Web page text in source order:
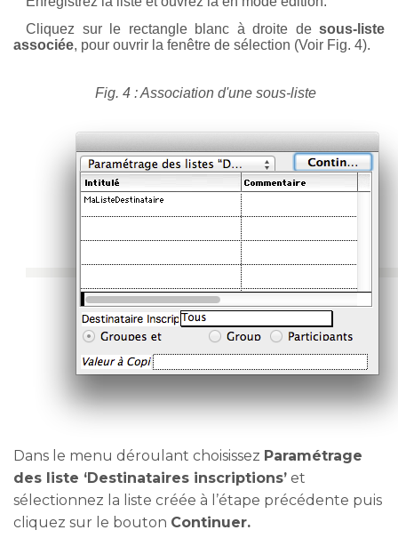
Cliquez sur le rectangle blanc à droite de sous-liste
associée, pour ouvrir la fenêtre de sélection (Voir Fig. 4).
Fig. 4 : Association d'une sous-liste
Dans le menu déroulant choisissez Paramétrage
des liste ‘Destinataires inscriptions’ et
sélectionnez la liste créée à l’étape précédente puis
cliquez sur le bouton Continuer.